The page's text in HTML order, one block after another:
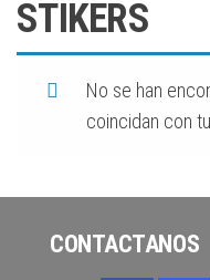
STIKERS
No se han
coincidan con
CONTACTANOS